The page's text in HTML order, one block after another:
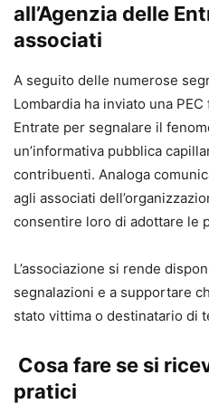
all’Agenzia delle
associati
A seguito delle numerose
Lombardia ha inviato una PEC
Entrate per segnalare il
un’informativa pubblica
contribuenti. Analoga
agli associati
consentire loro di adottare le
L’associazione si rende
segnalazioni e a supportare
stato vittima o destinatario di
Cosa fare se si
pratici